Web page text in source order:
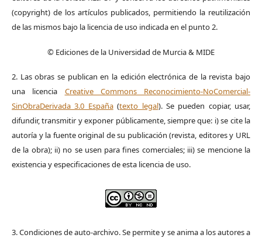
(copyright) de los artículos publicados, permitiendo la reutilización
de las mismos bajo la licencia de uso indicada en el punto 2.
© Ediciones de la Universidad de Murcia & MIDE
2. Las obras se publican en la edición electrónica de la revista bajo
una licencia Creative Commons Reconocimiento-NoComercial-
SinObraDerivada 3.0 España(texto legal). Se pueden copiar, usar,
difundir, transmitir y exponer públicamente, siempre que: i) se cite la
autoría y la fuente original de su publicación (revista, editores y URL
de la obra); ii) no se usen para fines comerciales; iii) se mencione la
existencia y especificaciones de esta licencia de uso.
3. Condiciones de auto-archivo. Se permite y se anima a los autores a